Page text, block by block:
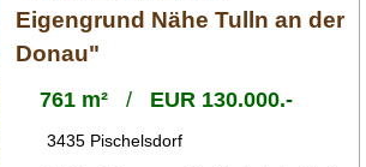
Eigengrund Nähe Tulln an der
Donau"
761 m²/ EUR 130.000.-
3435 Pischelsdorf